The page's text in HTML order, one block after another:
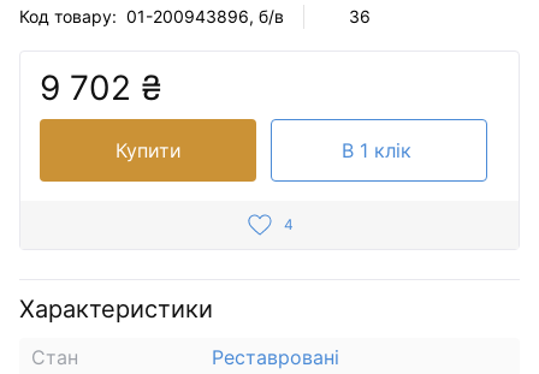
Код товару: 01-200943896, б/в 36
9 702 ₴
Купити В 1 клік
4
Характеристики
Стан
Реставровані